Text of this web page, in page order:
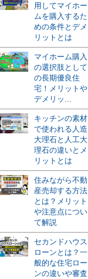
用してマイホー
ムを購入するた
めの条件とデメ
リットとは
マイホーム購入
の選択肢として
の長期優良住
宅！メリットや
デメリッ...
キッチンの素材
で使われる人造
大理石と人工大
理石の違いとメ
リットとは
住みながら不動
産売却する方法
とは？メリット
や注意点につい
て解説
セカンドハウス
ローンとは？一
般的な住宅ロー
ンの違いや審査